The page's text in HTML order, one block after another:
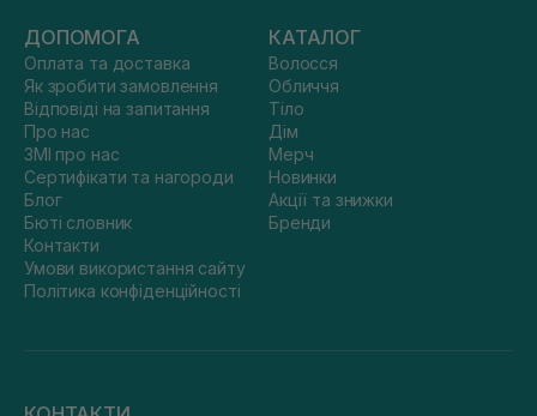
ДОПОМОГА
Оплата та доставка
Як зробити замовлення
Відповіді на запитання
Про нас
ЗМІ про нас
Сертифікати та нагороди
Блог
Бюті словник
Контакти
Умови використання сайту
Політика конфіденційності
КАТАЛОГ
Волосся
Обличчя
Тіло
Дім
Мерч
Новинки
Акції та знижки
Бренди